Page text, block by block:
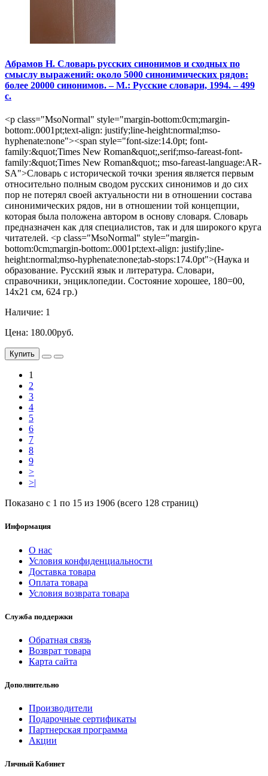
Абрамов Н. Словарь русских синонимов и сходных по
смыслу выражений: около 5000 синонимических рядов:
более 20000 синонимов. – М.: Русские словари, 1994. – 499
с.
<p class="MsoNormal" style="margin-bottom:0cm;margin-
bottom:.0001pt;text-align: justify;line-height:normal;mso-
hyphenate:none"><span style="font-size:14.0pt; font-
family:&quot;Times New Roman&quot;,serif;mso-fareast-font-
family:&quot;Times New Roman&quot;; mso-fareast-language:AR-
SA">Словарь с исторической точки зрения является первым
относительно полным сводом русских синонимов и до сих
пор не потерял своей актуальности ни в отношении состава
синонимических рядов, ни в отношении той концепции,
которая была положена автором в основу словаря. Словарь
предназначен как для специалистов, так и для широкого круга
читателей. <p class="MsoNormal" style="margin-
bottom:0cm;margin-bottom:.0001pt;text-align: justify;line-
height:normal;mso-hyphenate:none;tab-stops:174.0pt">(Наука и
образование. Русский язык и литература. Словари,
справочники, энциклопедии. Состояние хорошее, 180=00,
14х21 см, 624 гр.)
Наличие: 1
Цена: 180.00руб.
Купить
1
2
3
4
5
6
7
8
9
>
>|
Показано с 1 по 15 из 1906 (всего 128 страниц)
Информация
О нас
Условия конфиденциальности
Доставка товара
Оплата товара
Условия возврата товара
Служба поддержки
Обратная связь
Возврат товара
Карта сайта
Дополнительно
Производители
Подарочные сертификаты
Партнерская программа
Акции
Личный Кабинет